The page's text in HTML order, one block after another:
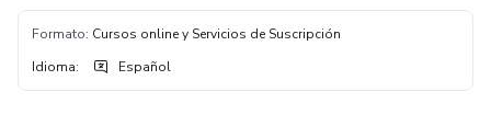
Formato: Cursos online y Servicios de Suscripción
Idioma: Español